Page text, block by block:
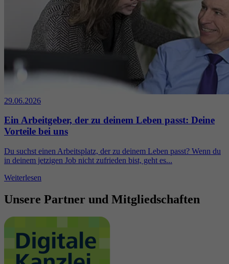
29.06.2026
Ein Arbeitgeber, der zu deinem Leben passt: Deine
Vorteile bei uns
Du suchst einen Arbeitsplatz, der zu deinem Leben passt? Wenn du
in deinem jetzigen Job nicht zufrieden bist, geht es...
Weiterlesen
Unsere Partner und Mitgliedschaften